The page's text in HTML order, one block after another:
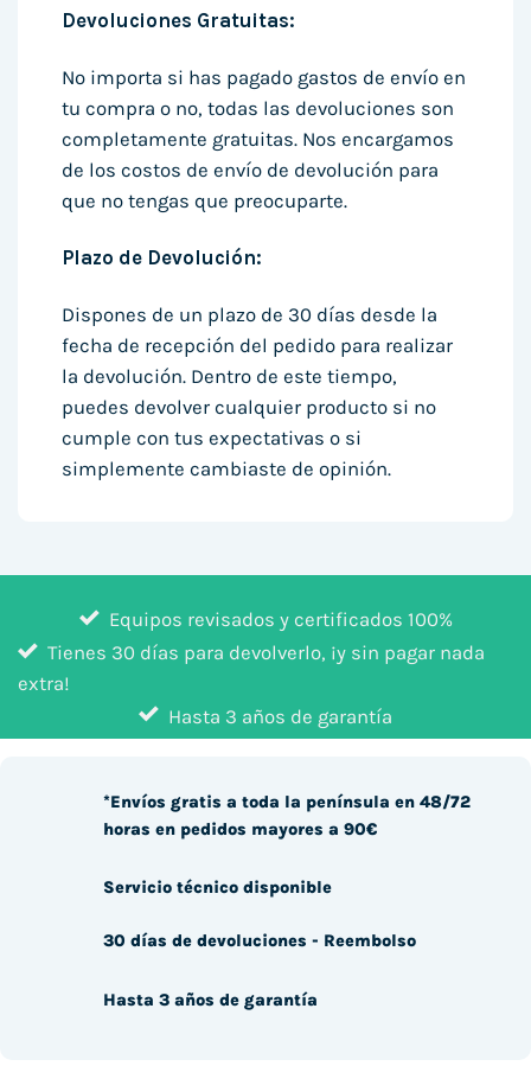
Devoluciones Gratuitas:
No importa si has pagado gastos de envío en
tu compra o no, todas las devoluciones son
completamente gratuitas. Nos encargamos
de los costos de envío de devolución para
que no tengas que preocuparte.
Plazo de Devolución:
Dispones de un plazo de 30 días desde la
fecha de recepción del pedido para realizar
la devolución. Dentro de este tiempo,
puedes devolver cualquier producto si no
cumple con tus expectativas o si
simplemente cambiaste de opinión.
Equipos revisados y certificados 100%
Tienes 30 días para devolverlo, ¡y sin pagar nada
extra!
Hasta 3 años de garantía
*Envíos gratis a toda la península en 48/72
horas en pedidos mayores a 90€
Servicio técnico disponible
30 días de devoluciones - Reembolso
Hasta 3 años de garantía